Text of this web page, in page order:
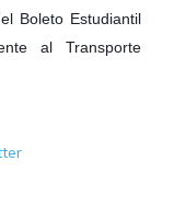
Boleto Estudiantil
al Transporte